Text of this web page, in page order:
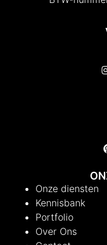
Onze diensten
Kennisbank
Portfolio
Over Ons